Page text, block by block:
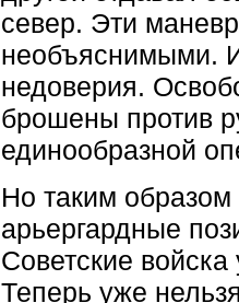
север. Эти
необъяснимыми.
недоверия.
брошены против
единообразной
Но таким
арьергардные
Советские войска
Теперь уже